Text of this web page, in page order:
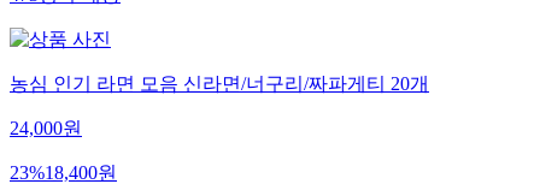
473명구매중
농심 인기 라면 모음 신라면/너구리/짜파게티 20개
24,000원